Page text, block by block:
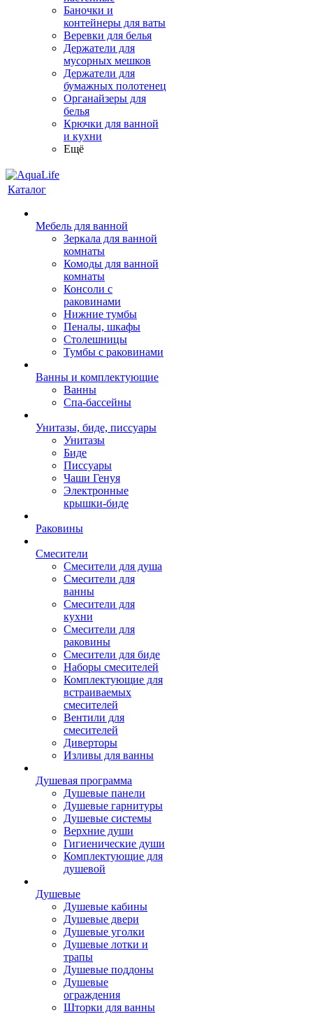
Баночки и
контейнеры для ваты
Веревки для белья
Держатели для
мусорных мешков
Держатели для
бумажных полотенец
Органайзеры для
белья
Крючки для ванной
и кухни
Ещё
Каталог
Мебель для ванной
Зеркала для ванной
комнаты
Комоды для ванной
комнаты
Консоли с
раковинами
Нижние тумбы
Пеналы, шкафы
Столешницы
Тумбы с раковинами
Ванны и комплектующие
Ванны
Спа-бассейны
Унитазы, биде, писсуары
Унитазы
Биде
Писсуары
Чаши Генуя
Электронные
крышки-биде
Раковины
Смесители
Смесители для душа
Смесители для
ванны
Смесители для
кухни
Смесители для
раковины
Смесители для биде
Наборы смесителей
Комплектующие для
встраиваемых
смесителей
Вентили для
смесителей
Диверторы
Изливы для ванны
Душевая программа
Душевые панели
Душевые гарнитуры
Душевые системы
Верхние души
Гигиенические души
Комплектующие для
душевой
Душевые
Душевые кабины
Душевые двери
Душевые уголки
Душевые лотки и
трапы
Душевые поддоны
Душевые
ограждения
Шторки для ванны